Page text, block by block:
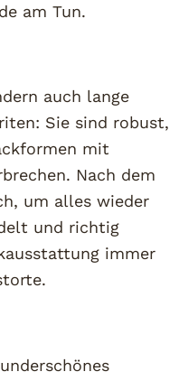
am Tun.
auch lange
Sie sind robust,
mit
Nach dem
um alles wieder
und richtig
immer